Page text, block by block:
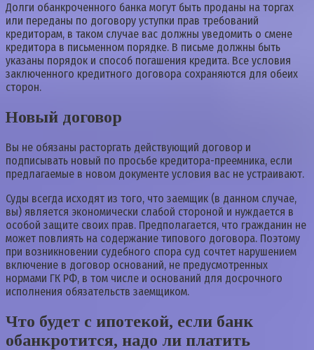
Долги обанкроченного банка могут быть проданы на торгах
или переданы по договору уступки прав требований
кредиторам, в таком случае вас должны уведомить о смене
кредитора в письменном порядке. В письме должны быть
указаны порядок и способ погашения кредита. Все условия
заключенного кредитного договора сохраняются для обеих
сторон.
Новый договор
Вы не обязаны расторгать действующий договор и
подписывать новый по просьбе кредитора-преемника, если
предлагаемые в новом документе условия вас не устраивают.
Суды всегда исходят из того, что заемщик (в данном случае,
вы) является экономически слабой стороной и нуждается в
особой защите своих прав. Предполагается, что гражданин не
может повлиять на содержание типового договора. Поэтому
при возникновении судебного спора суд сочтет нарушением
включение в договор оснований, не предусмотренных
нормами ГК РФ, в том числе и оснований для досрочного
исполнения обязательств заемщиком.
Что будет с ипотекой, если банк
обанкротится, надо ли платить